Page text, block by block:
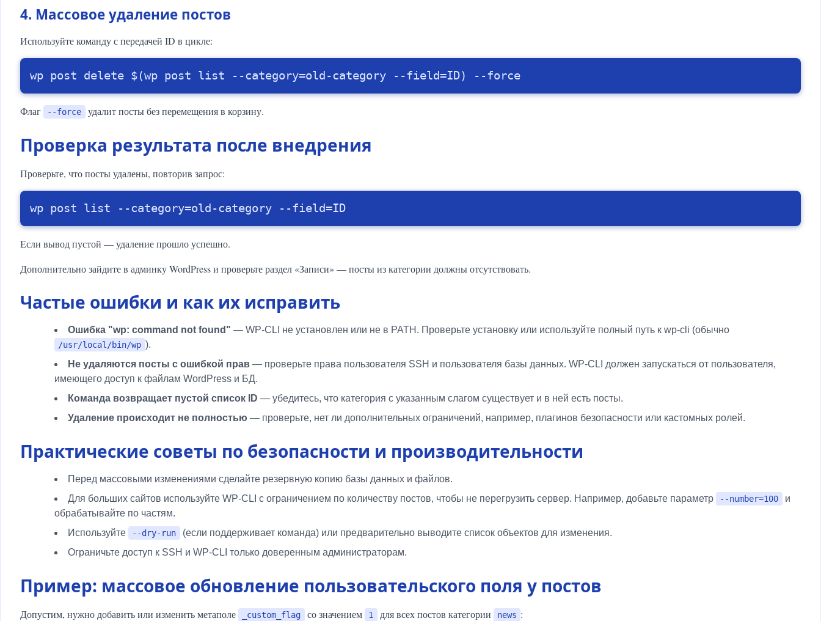
4. Массовое удаление постов
Используйте команду с передачей ID в цикле:
wp post delete $(wp post list --category=old-category --field=ID) --force
Флаг --force удалит посты без перемещения в корзину.
Проверка результата после внедрения
Проверьте, что посты удалены, повторив запрос:
wp post list --category=old-category --field=ID
Если вывод пустой — удаление прошло успешно.
Дополнительно зайдите в админку WordPress и проверьте раздел «Записи» — посты из категории должны отсутствовать.
Частые ошибки и как их исправить
Ошибка "wp: command not found" — WP-CLI не установлен или не в PATH. Проверьте установку или используйте полный путь к wp-cli (обычно
/usr/local/bin/wp ).
Не удаляются посты с ошибкой прав — проверьте права пользователя SSH и пользователя базы данных. WP-CLI должен запускаться от пользователя,
имеющего доступ к файлам WordPress и БД.
Команда возвращает пустой список ID — убедитесь, что категория с указанным слагом существует и в ней есть посты.
Удаление происходит не полностью — проверьте, нет ли дополнительных ограничений, например, плагинов безопасности или кастомных ролей.
Практические советы по безопасности и производительности
Перед массовыми изменениями сделайте резервную копию базы данных и файлов.
Для больших сайтов используйте WP-CLI с ограничением по количеству постов, чтобы не перегрузить сервер. Например, добавьте параметр
--number=100
и
обрабатывайте по частям.
Используйте
--dry-run
(если поддерживает команда) или предварительно выводите список объектов для изменения.
Ограничьте доступ к SSH и WP-CLI только доверенным администраторам.
Пример: массовое обновление пользовательского поля у постов
Допустим, нужно добавить или изменить метаполе _custom_flag со значением 1 для всех постов категории news :